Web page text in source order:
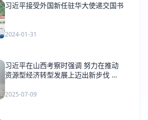
习近平接受外国新任驻华大使递交国书
2024-01-31
习近平在山西考察时强调 努力在推动
资源型经济转型发展上迈出新步伐 奋
章
2025-07-09